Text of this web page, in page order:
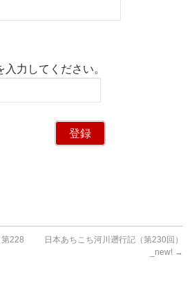
入力してください。
228
日本あちこち河川遡行記（第230回）
_new! →